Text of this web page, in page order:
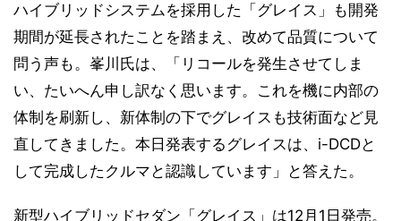
ハイブリッドシステムを採用した「グレイス」も開発
期間が延長されたことを踏まえ、改めて品質について
問う声も。峯川氏は、「リコールを発生させてしま
い、たいへん申し訳なく思います。これを機に内部の
体制を刷新し、新体制の下でグレイスも技術面など見
直してきました。本日発表するグレイスは、i-DCDと
して完成したクルマと認識しています」と答えた。
新型ハイブリッドセダン「グレイス」は12月1日発売。